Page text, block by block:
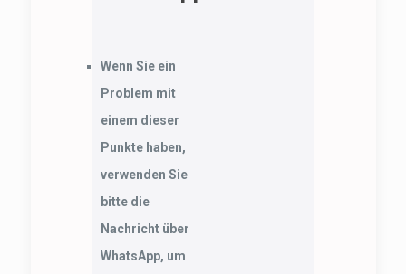
Wenn Sie ein
Problem mit
einem dieser
Punkte haben,
verwenden Sie
bitte die
Nachricht über
WhatsApp, um